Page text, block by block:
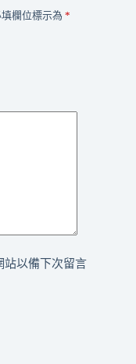
欄位標示為 *
站以備下次留言